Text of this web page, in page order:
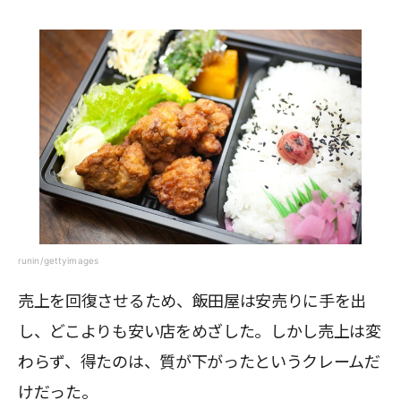
runin/gettyimages
売上を回復させるため、飯田屋は安売りに手を出
し、どこよりも安い店をめざした。しかし売上は変
わらず、得たのは、質が下がったというクレームだ
けだった。